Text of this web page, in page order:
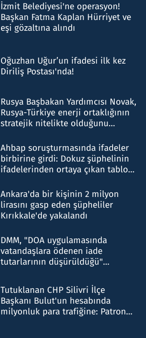
İzmit Belediyesi'ne operasyon!
Başkan Fatma Kaplan Hürriyet ve
eşi gözaltına alındı
Oğuzhan Uğur’un ifadesi ilk kez
Diriliş Postası'nda!
Rusya Başbakan Yardımcısı Novak,
Rusya-Türkiye enerji ortaklığının
stratejik nitelikte olduğunu
Ahbap soruşturmasında ifadeler
birbirine girdi: Dokuz şüphelinin
ifadelerinden ortaya çıkan tablo
Ankara'da bir kişinin 2 milyon
lirasını gasp eden şüpheliler
Kırıkkale'de yakalandı
DMM, "DOA uygulamasında
vatandaşlara ödenen iade
tutarlarının düşürüldüğü"
Tutuklanan CHP Silivri İlçe
Başkanı Bulut'un hesabında
milyonluk para trafiğine: Patron